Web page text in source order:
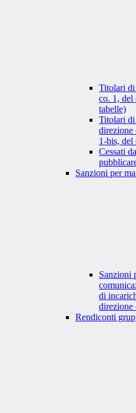
Titolari
co. 1, del
tabelle)
Titolari di
direzione
1-bis, del
Cessati
Sanzioni per
Sanzioni
di
direzione
Rendiconti